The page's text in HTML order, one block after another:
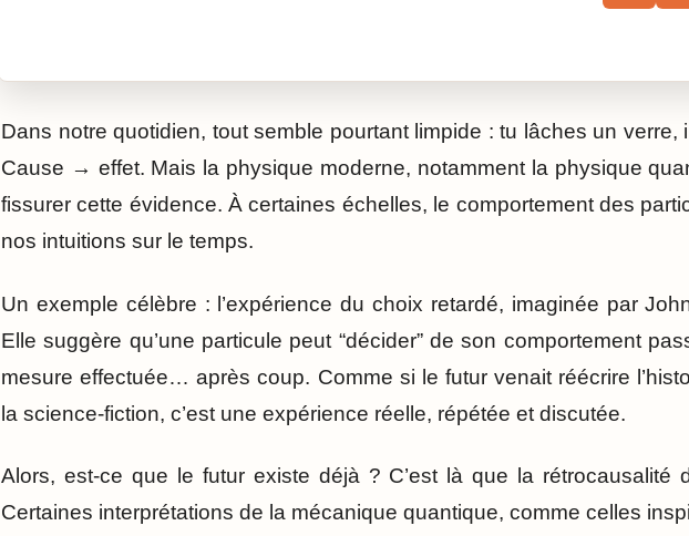
Dans notre quotidien, tout semble pourtant limpide : tu lâches un verre,
Cause → effet. Mais la physique moderne, notamment la physique
fissurer cette évidence. À certaines échelles, le comportement des
nos intuitions sur le temps.
Un exemple célèbre : l’expérience du choix retardé, imaginée par
Elle suggère qu’une particule peut “décider” de son comportement
mesure effectuée… après coup. Comme si le futur venait réécrire
la science-fiction, c’est une expérience réelle, répétée et discutée.
Alors, est-ce que le futur existe déjà ? C’est là que la rétrocausalité
Certaines interprétations de la mécanique quantique, comme celles